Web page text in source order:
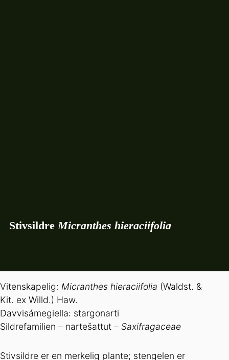
StivsildreMicranthes hieraciifolia
Vitenskapelig: Micranthes hieraciifolia (Waldst. &
Kit. ex Willd.) Haw.
Davvisámegiella: stargonarti
Sildrefamilien – nartešattut – Saxifragaceae
Stivsildre er en merkelig plante; stengelen er